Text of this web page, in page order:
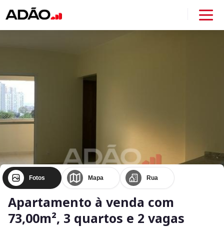
Fotos Mapa Rua
Apartamento à venda com
73,00m², 3 quartos e 2 vagas